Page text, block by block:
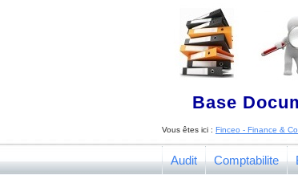
Base
Vous êtes ici : Finceo - Finance & Co
Audit Comptabilite